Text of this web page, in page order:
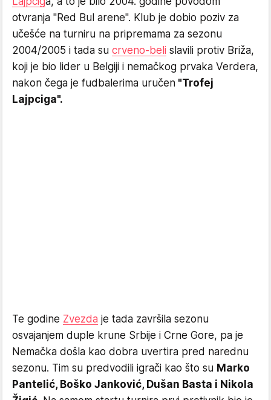
otvranja "Red Bul arene". Klub je dobio poziv za
učešće na turniru na pripremama za sezonu
2004/2005 i tada su crveno-beli slavili protiv Briža,
koji je bio lider u Belgiji i nemačkog prvaka Verdera,
nakon čega je fudbalerima uručen "Trofej
Lajpciga".
Te godine Zvezda je tada završila sezonu
osvajanjem duple krune Srbije i Crne Gore, pa je
Nemačka došla kao dobra uvertira pred narednu
sezonu. Tim su predvodili igrači kao što su Marko
Pantelić, Boško Janković, Dušan Basta i Nikola